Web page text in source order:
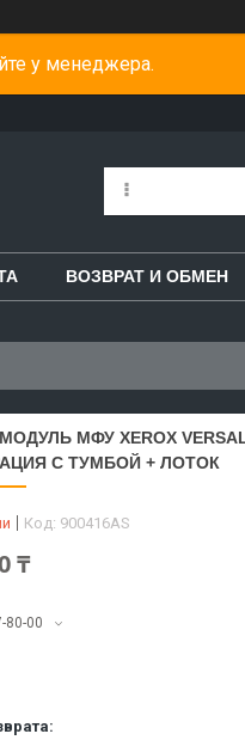
у менеджера.
ВОЗВРАТ И ОБМЕН
МФУ XEROX
С ТУМБОЙ + ЛОТОК
Код: 900416AS
₸
80-00